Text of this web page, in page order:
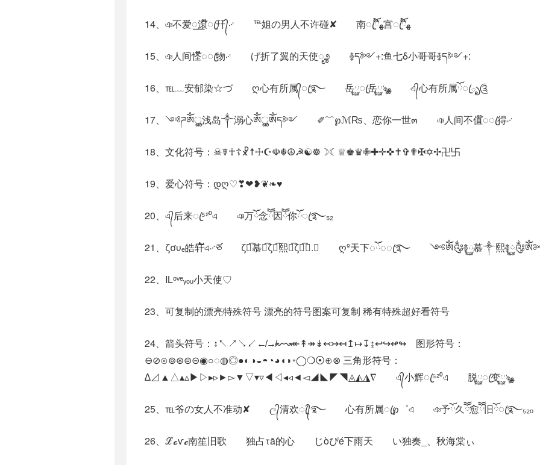
14、ঞ不爱꯭滾໊ꦿ幵᭄࿚ ℡姐の男人不许碰✘ 南ꦿ໊ོﻬ宫ꦿ໊ོﻬ
15、ঞ人间怪໊◌ꦿ物࿚ げ折了翼的天使ೄ೨ ࿅ད༻+:鱼七δ小哥哥࿅ད༻+:
16、℡﹏安郁染☆づ ღ心有所属᭄ꦿ࿐ 岳࿆ꦿ岳࿆ৡﻬ এ᭄心有所属ོꦿృ༊
17、༺ཌༀൢ浅岛༒溺心ༀൢༀད༻ ✐﹌℘ℳ₨、恋你一世๓ ঞ人间不值໊◌ꦿ得࿚
18、文化符号：☠☤☥☦☧☨☩☪☫☬☮☭☯☸☽☾♕♚♛✙✚✛✜✝✞✟✠✡✢卍卐
19、爱心符号：დღ♡❣❤❥❦❧♥
20、এ᭄后来ꦿ⁵²⁰এ ঞ万ོ念ོོ因ོོ你ོꦿ࿐₅₂
21、ζσυₑ皓轩໌້এ࿚ཙ ζั͡慕ั͡ζั͡熙ั͡ζั͡✾.♡ ღº天下◌ོ◌ꦿ࿐ ༺ༀ༂࿅࿆慕༒熙
22、ILᵒᵛᵉᵧₒᵤ小天使♡
23、可复制的漂亮特殊符号 漂亮的符号图案可复制 稀有特殊超好看符号
24、箭头符号：↕↖↗↘↙↚↛↜↝↞↟↠↡↢↣↤↥↦↧↨↩↪↫↬ 图形符号：
⊖⊘⊙⊚⊛⊜⊝◉○◌◍◎●◐◑◒◓◔◕◖◗◦◯❍⦿⊕⊗ 三角形符号：
∆⊿▲△▴▵▶▷▸▹►▻▼▽▾▿◀◁◂◃◄◅◢◣◤◥◬◭◮∇ এ᭄小辉ꦿ⁵²⁰এ 脱࿆ꦿ变࿆ৡﻬ
25、℡爷の女人不准动✘ ල᭄清欢ꦿ᭄࿐ 心有所属ꦿ℘゜এ ঞ予ོ久ོོ愈ོོ旧ོꦿ࿐₅₂ₒ
26、ℒℴѵℯ南笙旧歌 独占τā的心 じòぴé下雨天 い独奏_、秋海棠ぃ